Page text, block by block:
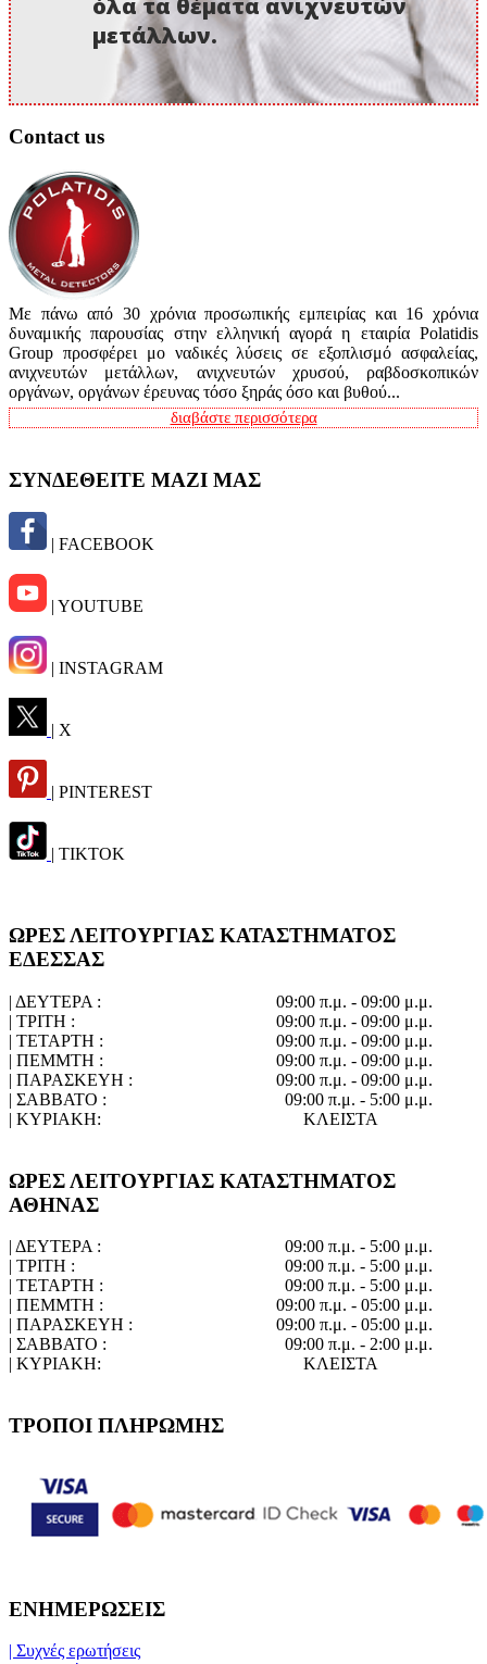
όλα τα θέματα ανιχνευτών
μετάλλων.
Contact us
Με πάνω από 30 χρόνια προσωπικής εμπειρίας και 16 χρόνια
δυναμικής παρουσίας στην ελληνική αγορά η εταιρία Polatidis
Group προσφέρει μο ναδικές λύσεις σε εξοπλισμό ασφαλείας,
ανιχνευτών μετάλλων, ανιχνευτών χρυσού, ραβδοσκοπικών
οργάνων, οργάνων έρευνας τόσο ξηράς όσο και βυθού...
διαβάστε περισσότερα
ΣΥΝΔΕΘΕΙΤΕ ΜΑΖΙ ΜΑΣ
| FACEBOOK
| YOUTUBE
| INSTAGRAM
| X
| PINTEREST
| TIKTOK
ΩΡΕΣ ΛΕΙΤΟΥΡΓΙΑΣ ΚΑΤΑΣΤΗΜΑΤΟΣ
ΕΔΕΣΣΑΣ
| ΔΕΥΤΕΡΑ :
09:00 π.μ. - 09:00 μ.μ.
| ΤΡΙΤΗ :
09:00 π.μ. - 09:00 μ.μ.
| ΤΕΤΑΡΤΗ :
09:00 π.μ. - 09:00 μ.μ.
| ΠΕΜΜΤΗ :
09:00 π.μ. - 09:00 μ.μ.
| ΠΑΡΑΣΚΕΥΗ :
09:00 π.μ. - 09:00 μ.μ.
| ΣΑΒΒΑΤΟ :
09:00 π.μ. - 5:00 μ.μ.
| ΚΥΡΙΑΚΗ:
ΚΛΕΙΣΤΑ
ΩΡΕΣ ΛΕΙΤΟΥΡΓΙΑΣ ΚΑΤΑΣΤΗΜΑΤΟΣ
ΑΘΗΝΑΣ
| ΔΕΥΤΕΡΑ :
09:00 π.μ. - 5:00 μ.μ.
| ΤΡΙΤΗ :
09:00 π.μ. - 5:00 μ.μ.
| ΤΕΤΑΡΤΗ :
09:00 π.μ. - 5:00 μ.μ.
| ΠΕΜΜΤΗ :
09:00 π.μ. - 05:00 μ.μ.
| ΠΑΡΑΣΚΕΥΗ :
09:00 π.μ. - 05:00 μ.μ.
| ΣΑΒΒΑΤΟ :
09:00 π.μ. - 2:00 μ.μ.
| ΚΥΡΙΑΚΗ:
ΚΛΕΙΣΤΑ
ΤΡΟΠΟΙ ΠΛΗΡΩΜΗΣ
ΕΝΗΜΕΡΩΣΕΙΣ
| Συχνές ερωτήσεις